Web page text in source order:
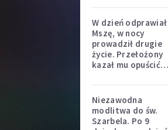
W dzień odprawiał
Mszę, w nocy
prowadził drugie
życie. Przełożony
kazał mu opuścić
Niezawodna
modlitwa do św.
Szarbela. Po 9